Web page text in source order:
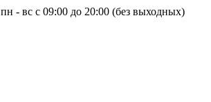
пн - вс с 09:00 до 20:00 (без выходных)